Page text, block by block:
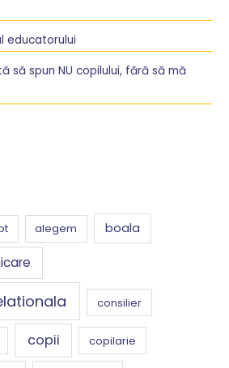
educatorului
să spun NU copilului, fără să mă
alegem boala
consilier
copii copilarie